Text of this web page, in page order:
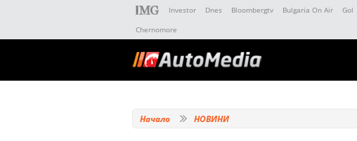
Investor Dnes Bloombergtv Bulgaria On Air Gol
Chernomore
Начало НОВИНИ